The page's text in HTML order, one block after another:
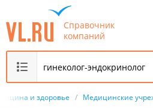
Справочник
компаний
и здоровье / Медицинские